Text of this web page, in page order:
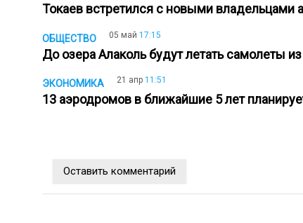
Токаев встретился с новыми владельцами
ОБЩЕСТВО 05 май 17:15
До озера Алаколь будут летать самолеты
ЭКОНОМИКА 21 апр 11:51
13 аэродромов в ближайшие 5 лет
Оставить комментарий